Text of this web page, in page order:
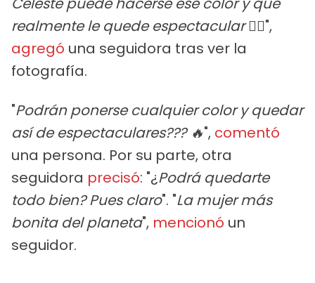
realmente le quede espectacular ❤️‍🔥",
agregó una seguidora tras ver la
fotografía.
"Podrán ponerse cualquier color y quedar
así de espectaculares??? 🔥", comentó
una persona. Por su parte, otra
seguidora precisó: "¿Podrá quedarte
todo bien? Pues claro". "La mujer más
bonita del planeta", mencionó un
seguidor.